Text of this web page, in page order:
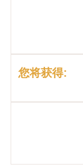
您将获得: